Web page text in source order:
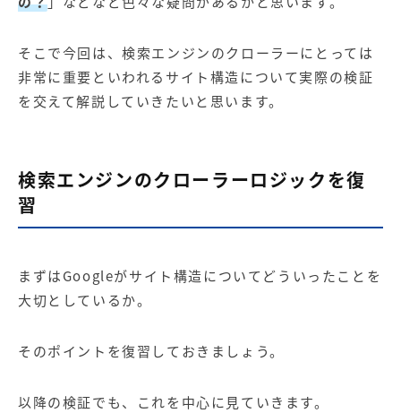
集客Web広告パッケージ
ジ
商圏ねらいうちパッケージ 求人パッケージ
Web制作の製品
そこで今回は、検索エンジンのクローラーにとっては
非常に重要といわれるサイト構造について実際の検証
を交えて解説していきたいと思います。
検索エンジンのクローラーロジックを復
習
まずはGoogleがサイト構造についてどういったことを
大切としているか。
そのポイントを復習しておきましょう。
以降の検証でも、これを中心に見ていきます。